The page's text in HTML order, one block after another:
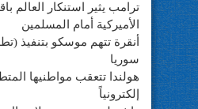
ترامب يثير استنكار العالم
الأميركية أمام المسلمين
أنقرة تتهم موسكو بتنفيذ
سوريا
هولندا تتعقب مواطنيها
إلكترونياً